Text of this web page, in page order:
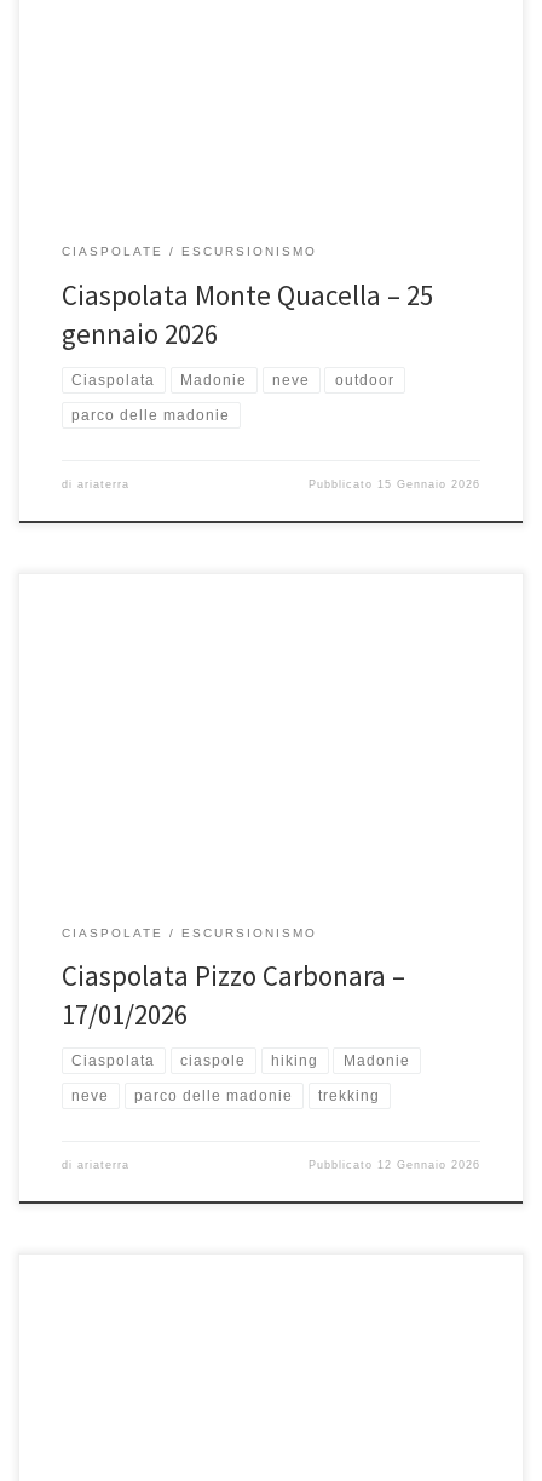
CIASPOLATE ESCURSIONISMO
Ciaspolata Monte Quacella – 25
gennaio 2026
Ciaspolata Madonie neve outdoor
parco delle madonie
di ariaterra Pubblicato 15 Gennaio 2026
CIASPOLATE ESCURSIONISMO
Ciaspolata Pizzo Carbonara –
17/01/2026
Ciaspolata ciaspole hiking Madonie
neve parco delle madonie trekking
di ariaterra Pubblicato 12 Gennaio 2026